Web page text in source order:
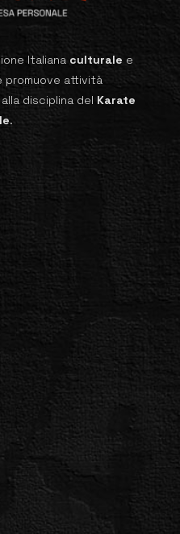
Italiana culturale e
promuove attività
disciplina del Karate
.